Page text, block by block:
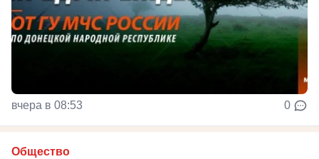
вчера в 08:53 0
Общество